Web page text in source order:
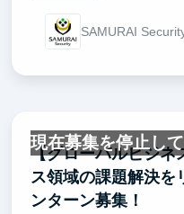
SAMURAI
現在募集を停止し
【グローバルビジネ
ス領域の課題解決を
ンターン募集！